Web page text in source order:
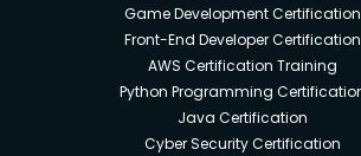
Game Development Certification
Front-End Developer Certification
AWS Certification Training
Python Programming
Java Certification
Cyber Security Certification